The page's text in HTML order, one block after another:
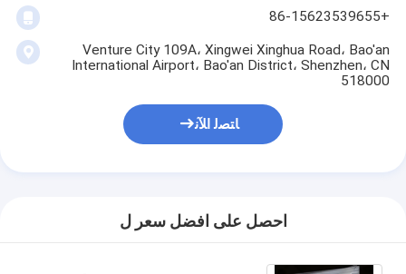
+86-15623539655
Venture City 109A، Xingwei Xinghua Road، Bao'an
International Airport، Bao'an District، Shenzhen، CN
518000
ﺎﺘﺼﻟ ﺍﻶﻧ
احصل على افضل سعر ل